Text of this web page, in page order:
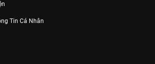
Tin Cá Nhân